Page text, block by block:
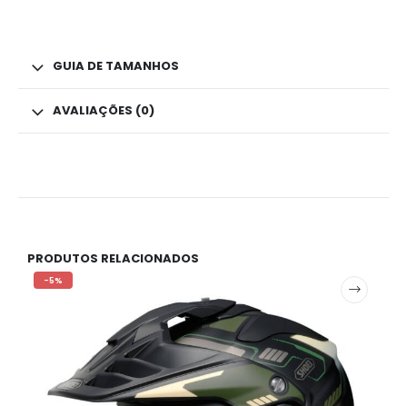
GUIA DE TAMANHOS
AVALIAÇÕES (0)
PRODUTOS RELACIONADOS
-5%